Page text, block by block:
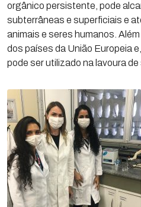
orgânico persistente, pode
subterrâneas e superficiais e
animais e seres humanos.
dos países da União Europeia
pode ser utilizado na lavoura de